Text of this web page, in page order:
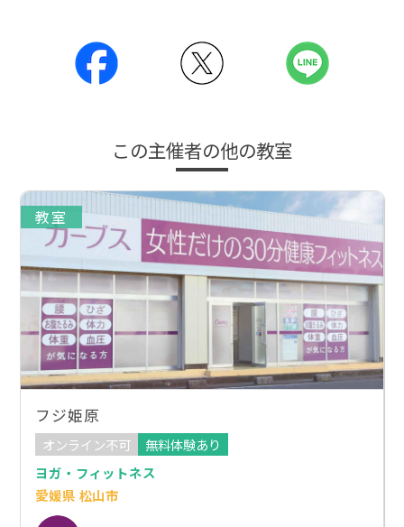
この主催者の他の教室
教室
フジ姫原
オンライン不可
無料体験あり
ヨガ・フィットネス
愛媛県 松山市